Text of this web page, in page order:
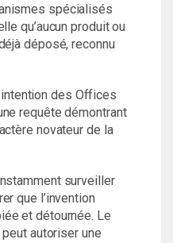
spécialisés
qu’aucun produit ou
déposé, reconnu
des Offices
requête démontrant
novateur de la
surveiller
que l’invention
et détournée. Le
autoriser une